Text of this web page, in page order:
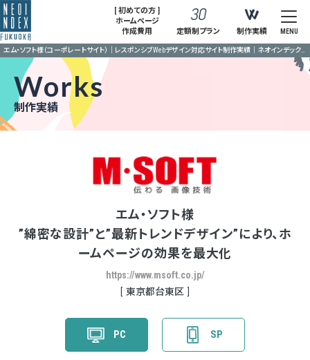
[ 初めての方 ]
ホームページ
作成費用
定額制プラン 制作実績 MENU
Works
制作実績
エム・ソフト様
”綿密な設計”と”最新トレンドデザイン”により、ホ
ームページの効果を最大化
https://www.msoft.co.jp/
東京都台東区
PC SP